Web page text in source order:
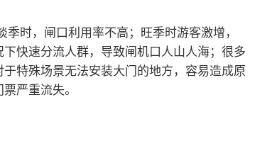
时，闸口利用率不高；旺季时游客激增，
快速分流人群，导致闸机口人山人海；很多
特殊场景无法安装大门的地方，容易造成原
严重流失。